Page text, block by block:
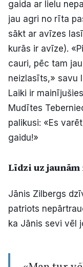
gaida ar lielu
jau agri no rīta
sākt ar avīzes
kurās ir avīze).
cauri, pēc tam
neizlasīts,» savu
Laiki ir
Mudītes
palikusi: «Es
gaidu!»
Līdzi uz
Jānis Zilbergs
patriots
ka Jānis sevi vēl